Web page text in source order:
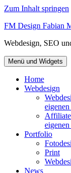
Zum Inhalt springen
FM Design Fabian
Webdesign, SEO
Menü und Widgets
Home
Webdesign
Portfolio
Print
News